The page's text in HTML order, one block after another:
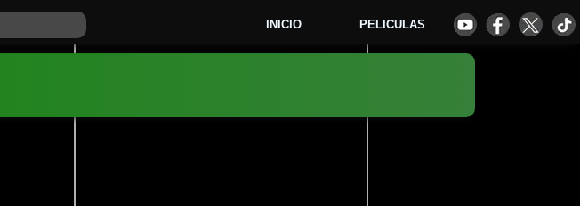
INICIO PELICULAS